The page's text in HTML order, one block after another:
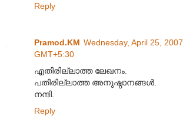
Reply
Pramod.KM Wednesday, April 25,
GMT+5:30
എതിരില്ലാത്ത ലേഖനം.
പതിരില്ലാത്ത അനുഷ്ഠാനങ്ങള്‍.
നന്ദി.
Reply